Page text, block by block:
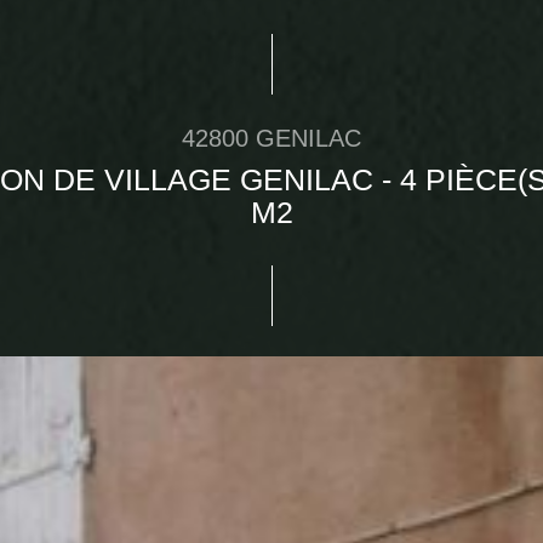
42800 GENILAC
DE VILLAGE GENILAC - 4
M2